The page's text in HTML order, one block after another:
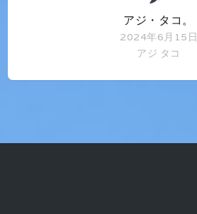
アジ・タコ。
2024年6月15日
アジ タコ